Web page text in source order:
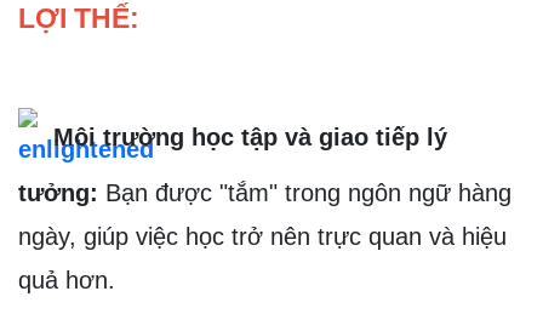
LỢI THẾ:
Môi trường học tập và giao tiếp lý
tưởng: Bạn được "tắm" trong ngôn ngữ hàng
ngày, giúp việc học trở nên trực quan và hiệu
quả hơn.